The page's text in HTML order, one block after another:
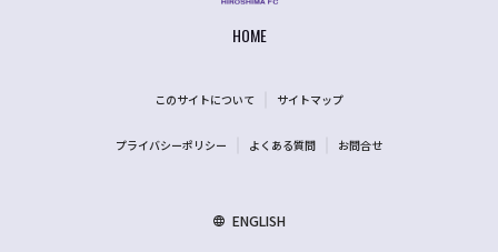
HOME
このサイトについて サイトマップ
プライバシーポリシー よくある質問 お問合せ
ENGLISH